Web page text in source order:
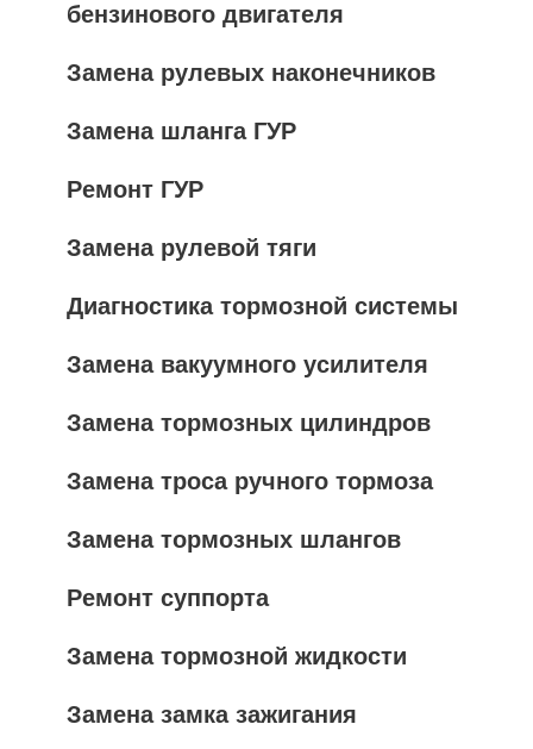
бензинового двигателя
Замена рулевых наконечников
Замена шланга ГУР
Ремонт ГУР
Замена рулевой тяги
Диагностика тормозной системы
Замена вакуумного усилителя
Замена тормозных цилиндров
Замена троса ручного тормоза
Замена тормозных шлангов
Ремонт суппорта
Замена тормозной жидкости
Замена замка зажигания